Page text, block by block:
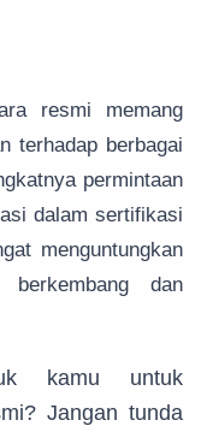
resmi memang
terhadap berbagai
permintaan
dalam sertifikasi
menguntungkan
dan
kamu untuk
Jangan tunda